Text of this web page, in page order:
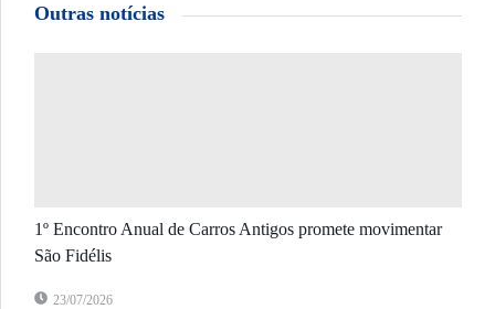
Outras notícias
1º Encontro Anual de Carros Antigos promete movimentar
São Fidélis
23/07/2026